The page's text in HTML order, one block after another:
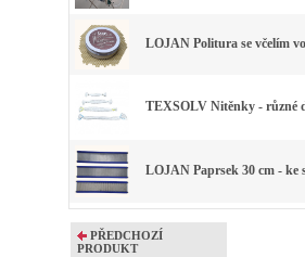
LOJAN Politura se včelím
TEXSOLV Nitěnky - různé
LOJAN Paprsek 30 cm -
PŘEDCHOZÍ
PRODUKT